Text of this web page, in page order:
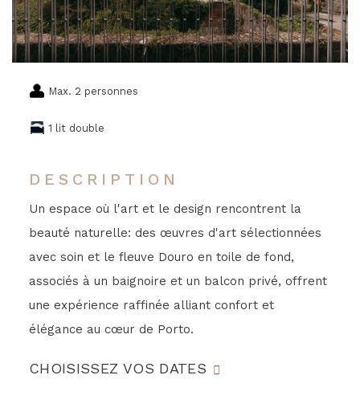
Max. 2 personnes
1 lit double
DESCRIPTION
Un espace où l'art et le design rencontrent la
beauté naturelle: des œuvres d'art sélectionnées
avec soin et le fleuve Douro en toile de fond,
associés à un baignoire et un balcon privé, offrent
une expérience raffinée alliant confort et
élégance au cœur de Porto.
CHOISISSEZ VOS DATES